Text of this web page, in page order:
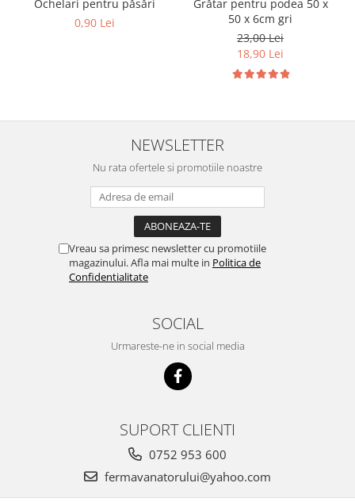
Suplimente si produse de uz
Fitofarmacie
Plante Aromatice
Plante furajere
Ochelari pentru păsări
0,90 Lei
Grătar pentru podea 50 x
50 x 6cm gri
23,00 Lei
18,90 Lei
NEWSLETTER
Nu rata ofertele si promotiile noastre
Vreau sa primesc newsletter cu promotiile
magazinului. Afla mai multe in Politica de
Confidentialitate
SOCIAL
Urmareste-ne in social media
SUPORT CLIENTI
0752 953 600
fermavanatorului@yahoo.com